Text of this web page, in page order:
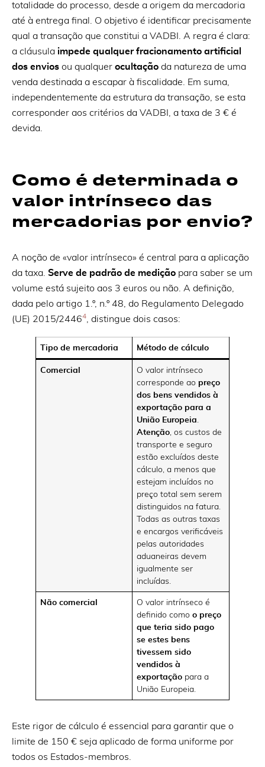
totalidade do processo, desde a origem da mercadoria
até à entrega final. O objetivo é identificar precisamente
qual a transação que constitui a VADBI. A regra é clara:
a cláusula impede qualquer fracionamento artificial
dos envios ou qualquer ocultação da natureza de uma
venda destinada a escapar à fiscalidade. Em suma,
independentemente da estrutura da transação, se esta
corresponder aos critérios da VADBI, a taxa de 3 € é
devida.
Como é determinada o
valor intrínseco das
mercadorias por envio?
A noção de «valor intrínseco» é central para a aplicação
da taxa. Serve de padrão de medição para saber se um
volume está sujeito aos 3 euros ou não. A definição,
dada pelo artigo 1.º, n.º 48, do Regulamento Delegado
(UE) 2015/24464, distingue dois casos:
Tipo de mercadoria Método de cálculo
Comercial
O valor intrínseco
corresponde aopreço
dos bens vendidos à
exportação para a
União Europeia.
Atenção, os custos de
transporte e seguro
estão excluídos deste
cálculo, a menos que
estejam incluídos no
preço total sem serem
distinguidos na fatura.
Todas as outras taxas
e encargos verificáveis
pelas autoridades
aduaneiras devem
igualmente ser
incluídas.
Não comercial
O valor intrínseco é
definido comoo preço
que teria sido pago
se estes bens
tivessem sido
vendidos à
exportação para a
União Europeia.
Este rigor de cálculo é essencial para garantir que o
limite de 150 € seja aplicado de forma uniforme por
todos os Estados-membros.